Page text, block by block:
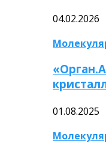
04.02.2026
01.08.2025